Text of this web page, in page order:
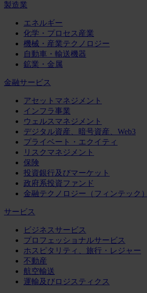
製造業
エネルギー
化学・プロセス産業
機械・産業テクノロジー
自動車・輸送機器
鉱業・金属
金融サービス
アセットマネジメント
インフラ事業
ウェルスマネジメント
デジタル資産、暗号資産、Web3
プライベート・エクイティ
リスクマネジメント
保険
投資銀行及びマーケット
政府系投資ファンド
金融テクノロジー（フィンテック）
サービス
ビジネスサービス
プロフェッショナルサービス
ホスピタリティ、旅行・レジャー
不動産
航空輸送
運輸及びロジスティクス